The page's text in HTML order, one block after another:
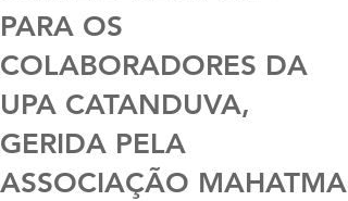
PARA OS
COLABORADORES DA
UPA CATANDUVA,
GERIDA PELA
ASSOCIAÇÃO MAHATMA